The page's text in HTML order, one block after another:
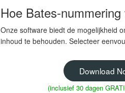
Hoe Bates-
Onze software biedt de mogelijkheid
inhoud te behouden. Selecteer
Download
(inclusief 30 dagen